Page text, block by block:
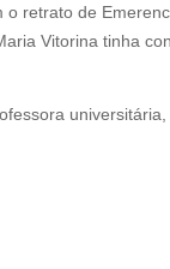
retrato de
Vitorina tinha